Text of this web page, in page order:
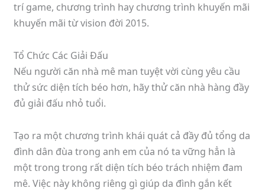
trí game, chương trình hay chương trình khuyến mãi
khuyến mãi từ vision đời 2015.
Tổ Chức Các Giải Đấu
Nếu người căn nhà mê man tuyệt vời cùng yêu cầu
thử sức diện tích béo hơn, hãy thử căn nhà hàng đầy
đủ giải đấu nhỏ tuổi.
Tạo ra một chương trình khái quát cả đầy đủ tổng da
đình dân đùa trong anh em của nó ta vững hẳn là
một trong trong rất diện tích béo trách nhiệm đam
mê. Việc này không riêng gì giúp da đình gắn kết